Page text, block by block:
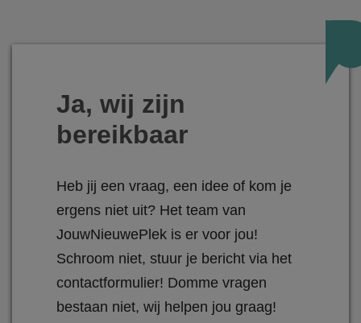
Ja, wij zijn
bereikbaar
Heb jij een vraag, een idee of kom je
ergens niet uit? Het team van
JouwNieuwePlek is er voor jou!
Schroom niet, stuur je bericht via het
contactformulier! Domme vragen
bestaan niet, wij helpen jou graag!